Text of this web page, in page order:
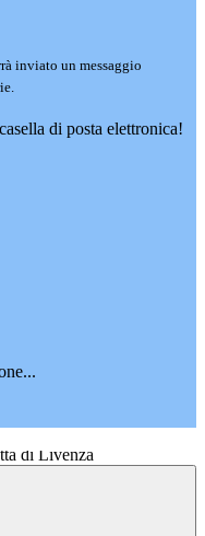
inviato un messaggio
di posta elettronica!